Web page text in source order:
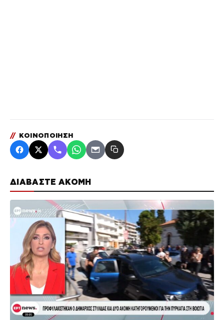
ΔΙΑΒΑΣΤΕ ΑΚΟΜΗ
// ΚΟΙΝΟΠΟΙΗΣΗ